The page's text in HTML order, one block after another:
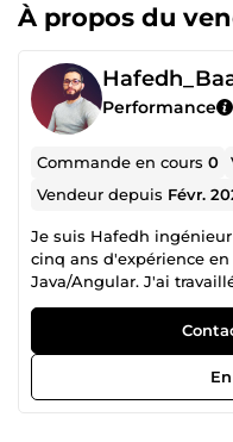
À propos du
Performance
Commande en cours0
Vendeur depuis Févr.
Je suis Hafedh
cinq ans d'expérience
Java/Angular. J'ai
des nombreux projets
différents. Je serai
de vous aider.